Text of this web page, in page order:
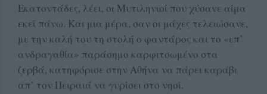
Εκατοντάδες, λέει, οι Μυτιληνιοί που χύσανε αίμα
εκεί πάνω. Και μια μέρα, σαν οι μάχες τελειώσανε,
με την καλή του τη στολή ο φαντάρος και το «επ’
ανδραγαθία» παράσημο καρφιτσωμένο στα
ζερβά, κατηφόρισε στην Αθήνα να πάρει καράβι
απ’ τον Πειραιά να γυρίσει στο νησί.